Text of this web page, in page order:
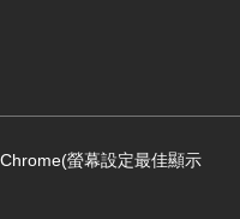
螢幕設定最佳顯示